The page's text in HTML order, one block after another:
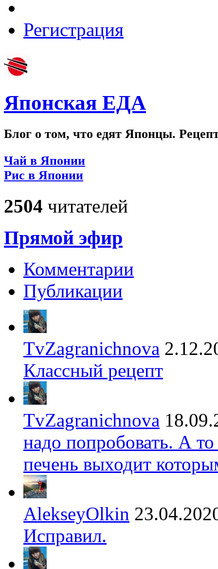
Регистрация
Японская ЕДА
Блог о том, что едят Японцы.
Чай в Японии
Рис в Японии
2504 читателей
Прямой эфир
Комментарии
Публикации
TvZagranichnova
Классный рецепт
TvZagranichnova
надо попробовать. А
печень выходит
AlekseyOlkin
Исправил.